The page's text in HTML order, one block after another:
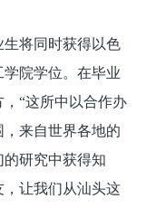
将同时获得以色
院学位。在毕业
“这所中以合作办
来自世界各地的
研究中获得知
让我们从汕头这